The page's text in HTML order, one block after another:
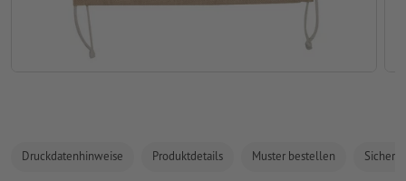
Druckdatenhinweise Produktdetails Muster bestellen